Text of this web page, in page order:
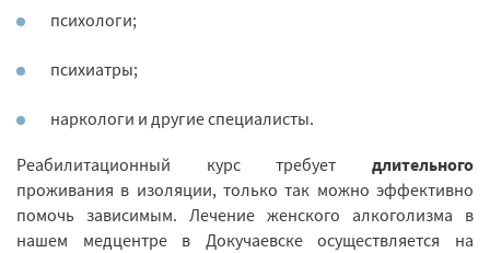
психологи;
психиатры;
наркологи и другие специалисты.
Реабилитационный курс требует длительного
проживания в изоляции, только так можно эффективно
помочь зависимым. Лечение женского алкоголизма в
нашем медцентре в Докучаевске осуществляется на